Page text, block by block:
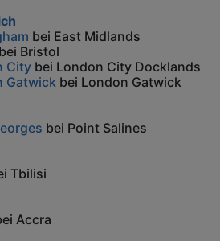
bei East Midlands
bei Bristol
City bei London City Docklands
Gatwick bei London Gatwick
bei Point Salines
Tbilisi
Accra